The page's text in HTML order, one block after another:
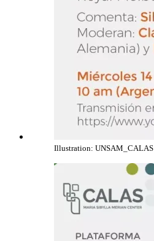
Illustration: UNSAM_CALAS